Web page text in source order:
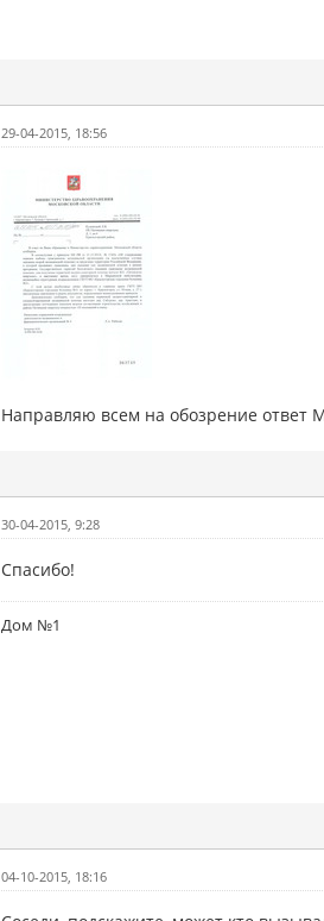
29-04-2015, 18:56
Направляю всем на обозрение ответ
30-04-2015, 9:28
Спасибо!
Дом №1
04-10-2015, 18:16